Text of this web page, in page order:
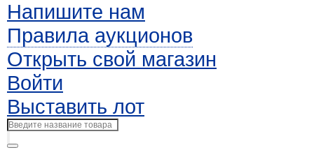
Напишите нам
Правила аукционов
Открыть свой магазин
Войти
Выставить лот